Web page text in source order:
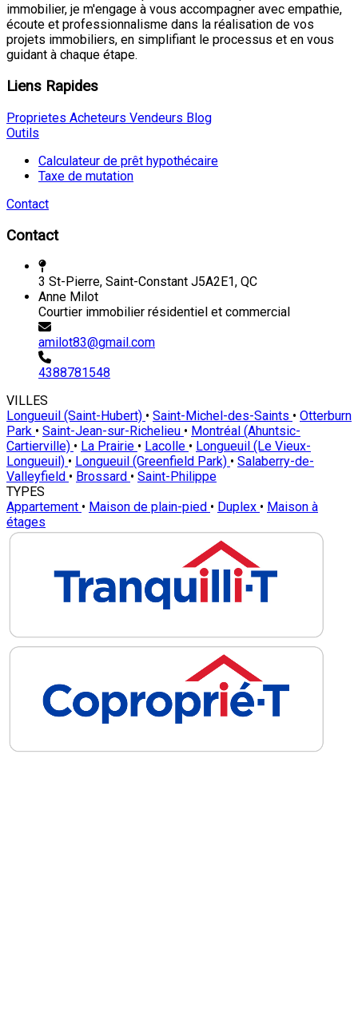
immobilier, je m'engage à vous accompagner avec empathie,
écoute et professionnalisme dans la réalisation de vos
projets immobiliers, en simplifiant le processus et en vous
guidant à chaque étape.
Liens Rapides
Proprietes Acheteurs Vendeurs Blog
Outils
Calculateur de prêt hypothécaire
Taxe de mutation
Contact
Contact
3 St-Pierre, Saint-Constant J5A2E1, QC
Anne Milot
Courtier immobilier résidentiel et commercial
amilot83@gmail.com
4388781548
VILLES
Longueuil (Saint-Hubert) • Saint-Michel-des-Saints • Otterburn
Park • Saint-Jean-sur-Richelieu • Montréal (Ahuntsic-
Cartierville) • La Prairie • Lacolle • Longueuil (Le Vieux-
Longueuil) • Longueuil (Greenfield Park) • Salaberry-de-
Valleyfield • Brossard • Saint-Philippe
TYPES
Appartement • Maison de plain-pied • Duplex • Maison à
étages